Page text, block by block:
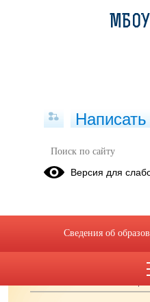
Перспективное
зимний период
Версия для
Сведения об